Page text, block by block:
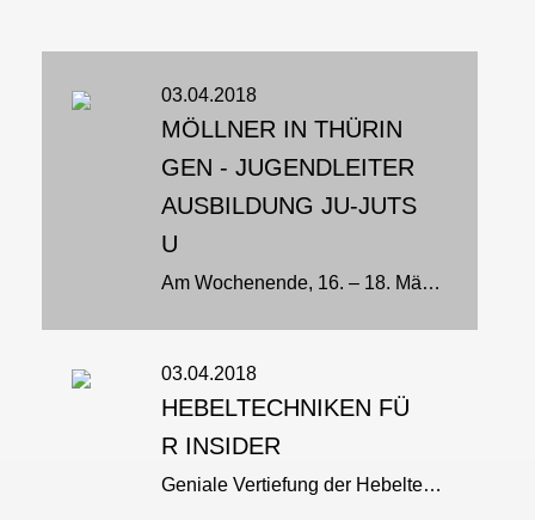
03.04.2018
MÖLLNER IN THÜRIN
GEN - JUGENDLEITER
AUSBILDUNG JU-JUTS
U
Am Wochenende, 16. – 18. März, nahmen Lara und Anja, der Möllner Breitensportabteilung an einer weiteren Einheit der Jugendleiterausbildung in der Sportschule von Bad Blankenburg teil…
03.04.2018
HEBELTECHNIKEN FÜ
R INSIDER
Geniale Vertiefung der Hebeltechnik-Inhalte der Trainer-B JJ Gesundheitsförderung und Prävention von Philipp Wolf…